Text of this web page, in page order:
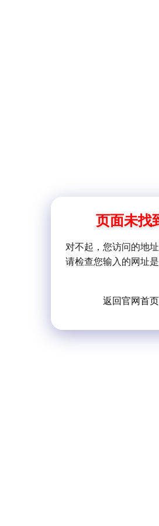
页面未找
对不起，您访问的地址
请检查您输入的网址是
返回官网首页